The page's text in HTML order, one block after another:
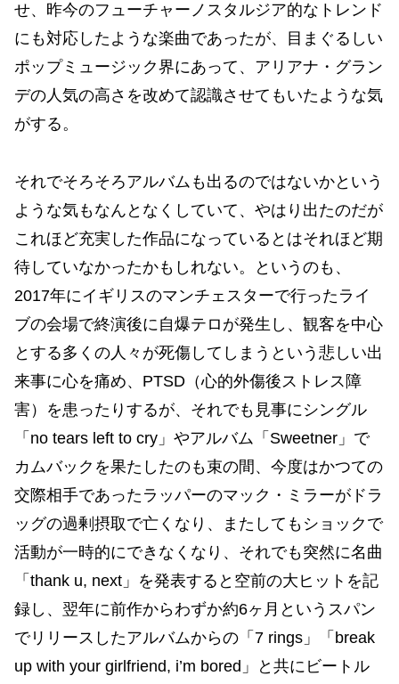
せ、昨今のフューチャーノスタルジア的なトレンド
にも対応したような楽曲であったが、目まぐるしい
ポップミュージック界にあって、アリアナ・グラン
デの人気の高さを改めて認識させてもいたような気
がする。
それでそろそろアルバムも出るのではないかという
ような気もなんとなくしていて、やはり出たのだが
これほど充実した作品になっているとはそれほど期
待していなかったかもしれない。というのも、
2017年にイギリスのマンチェスターで行ったライ
ブの会場で終演後に自爆テロが発生し、観客を中心
とする多くの人々が死傷してしまうという悲しい出
来事に心を痛め、PTSD（心的外傷後ストレス障
害）を患ったりするが、それでも見事にシングル
「no tears left to cry」やアルバム「Sweetner」で
カムバックを果たしたのも束の間、今度はかつての
交際相手であったラッパーのマック・ミラーがドラ
ッグの過剰摂取で亡くなり、またしてもショックで
活動が一時的にできなくなり、それでも突然に名曲
「thank u, next」を発表すると空前の大ヒットを記
録し、翌年に前作からわずか約6ヶ月というスパン
でリリースしたアルバムからの「7 rings」「break
up with your girlfriend, i’m bored」と共にビートル